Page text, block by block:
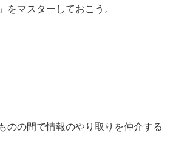
をマスターしておこう。
のの間で情報のやり取りを仲介する